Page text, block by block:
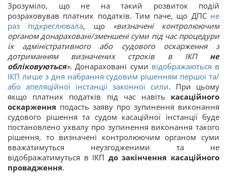
Зрозуміло, що не на такий розвиток подій
розраховував платник податків. Тим паче, що ДПС не
раз підкреслювала, що «визначені контролюючим
органом донараховані/зменшені суми під час процедури
їх адміністративного або судового оскарження з
дотриманням визначених строків в ІКП не
обліковуються». Донараховані суми відображаються в
ІКП лише з дня набрання судовим рішенням першої та/
або апеляційної інстанції законної сили. При цьому
якщо платник податків під час навіть касаційного
оскарження подасть заяву про зупинення виконання
судового рішення та судом касаційної інстанції буде
постановлено ухвалу про зупинення виконання такого
рішення, то визначені контролюючим органом суми
вважатимуться неузгодженими та не
відображатимуться в ІКП до закінчення касаційного
провадження.